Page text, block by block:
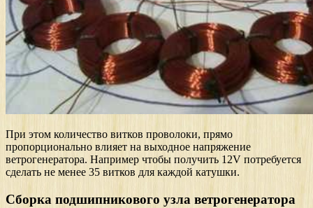
При этом количество витков проволоки, прямо
пропорционально влияет на выходное напряжение
ветрогенератора. Например чтобы получить 12V потребуется
сделать не менее 35 витков для каждой катушки.
Сборка подшипникового узла ветрогенератора